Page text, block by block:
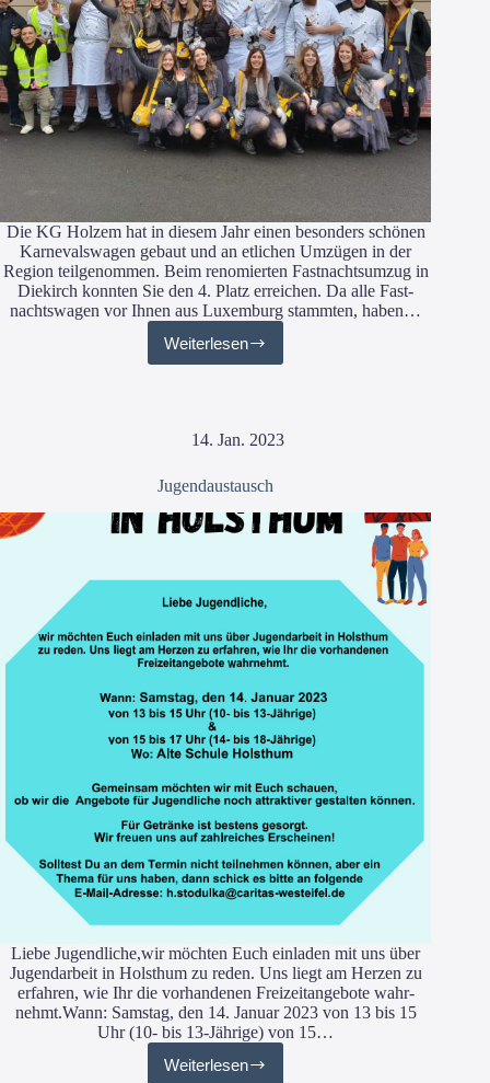
Die KG Hol­zem hat in die­sem Jahr einen beson­ders schö­nen
Kar­ne­vals­wa­gen gebaut und an etli­chen Umzü­gen in der
Regi­on teil­ge­nom­men. Beim reno­mier­ten Fast­nachts­um­zug in
Die­kirch konn­ten Sie den 4. Platz errei­chen. Da alle Fast­
nachts­wa­gen vor Ihnen aus Luxem­burg stamm­ten, haben…
Weiterlesen
KG
Holzem
14. Jan. 2023
Jugendaustausch
Lie­be Jugend­li­che,wir möch­ten Euch ein­la­den mit uns über
Jugend­ar­beit in Holst­hum zu reden. Uns liegt am Her­zen zu
erfah­ren, wie Ihr die vor­han­de­nen Frei­zeit­an­ge­bo­te wahr­
nehmt.Wann: Sams­tag, den 14. Janu­ar 2023 von 13 bis 15
Uhr (10- bis 13-Jäh­ri­­ge) von 15…
WeiterlesenJugendaustausch